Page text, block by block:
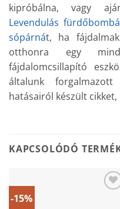
kipróbálna, vagy
Levendulás fürdőbombá
sópárnát, ha
otthonra egy
fájdalomcsillapító
általunk
hatásairól készült
KAPCSOLÓDÓ
-15%